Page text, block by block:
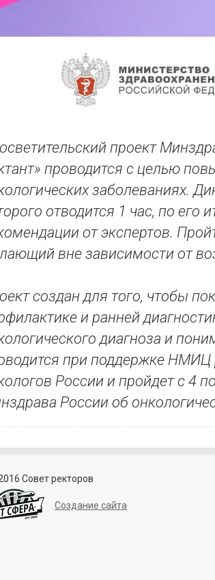
проект
проводится с целью
заболеваниях.
отводится 1 час, по его
от экспертов.
вне зависимости от
создан для того, чтобы
и ранней
диагноза и
при поддержке НМИЦ
России и пройдет с 4
России об
Совет ректоров
Создание сайта